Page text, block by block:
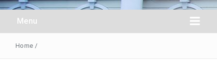
Obreros Universal
Menu
Home /